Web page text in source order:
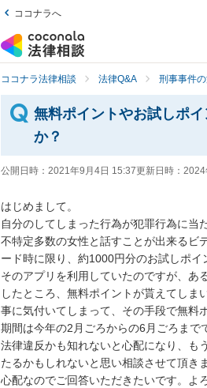
ココナラへ
ココナラ法律相談 法律Q&A 刑事事件
無料ポイントやお試しポ
か？
公開日時： 2021年9月4日 15:37更新日時： 2024
はじめまして。
自分のしてしまった行為が犯罪行為に当
不特定多数の女性と話すことが出来るビ
ード時に限り、約1000円分のお試しポイ
そのアプリを利用していたのですが、あ
したところ、無料ポイントが貰えてしま
事に気付いてしまって、その手段で無料
期間は今年の2月ごろからの6月ごろまで
法律違反かも知れないと心配になり、も
たるかもしれないと思い相談させて頂き
心配なのでご回答いただきたいです。よ